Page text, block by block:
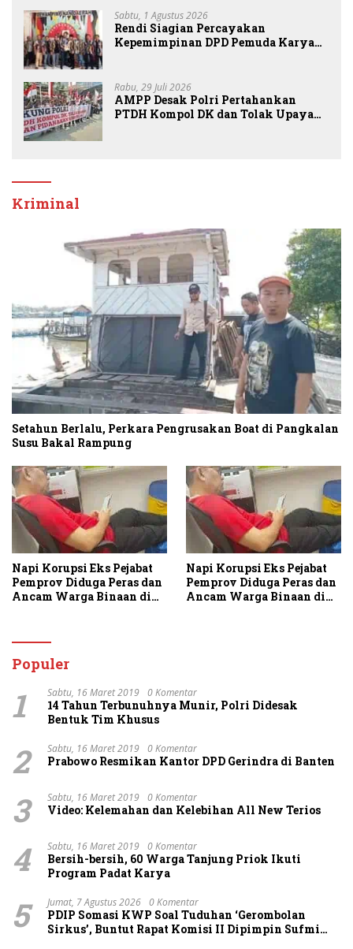
Sabtu, 1 Agustus 2026
Rendi Siagian Percayakan
Kepemimpinan DPD Pemuda Karya
Rabu, 29 Juli 2026
AMPP Desak Polri Pertahankan
PTDH Kompol DK dan Tolak Upaya
Kriminal
Setahun Berlalu, Perkara Pengrusakan Boat di Pangkalan
Susu Bakal Rampung
Napi Korupsi Eks Pejabat
Pemprov Diduga Peras dan
Ancam Warga Binaan di
Napi Korupsi Eks Pejabat
Pemprov Diduga Peras dan
Ancam Warga Binaan di
Populer
1 Sabtu, 16 Maret 2019 0 Komentar
14 Tahun Terbunuhnya Munir, Polri Didesak
Bentuk Tim Khusus
2 Sabtu, 16 Maret 2019 0 Komentar
Prabowo Resmikan Kantor DPD Gerindra di Banten
3 Sabtu, 16 Maret 2019 0 Komentar
Video: Kelemahan dan Kelebihan All New Terios
4 Sabtu, 16 Maret 2019 0 Komentar
Bersih-bersih, 60 Warga Tanjung Priok Ikuti
Program Padat Karya
5 Jumat, 7 Agustus 2026 0 Komentar
PDIP Somasi KWP Soal Tuduhan ‘Gerombolan
Sirkus’, Buntut Rapat Komisi II Dipimpin Sufmi